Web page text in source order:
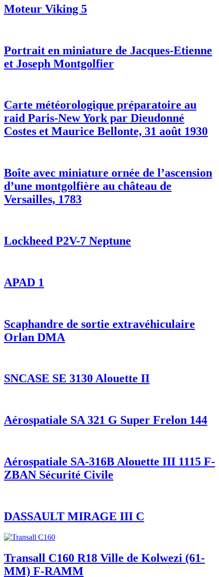
Moteur Viking 5
Portrait en miniature de Jacques-Etienne
et Joseph Montgolfier
Carte météorologique préparatoire au
raid Paris-New York par Dieudonné
Costes et Maurice Bellonte, 31 août 1930
Boîte avec miniature ornée de l’ascension
d’une montgolfière au château de
Versailles, 1783
Lockheed P2V-7 Neptune
APAD 1
Scaphandre de sortie extravéhiculaire
Orlan DMA
SNCASE SE 3130 Alouette II
Aérospatiale SA 321 G Super Frelon 144
Aérospatiale SA-316B Alouette III 1115 F-
ZBAN Sécurité Civile
DASSAULT MIRAGE III C
Transall C160 R18 Ville de Kolwezi (61-
MM) F-RAMM